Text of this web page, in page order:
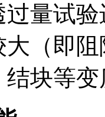
量试
（即
块等